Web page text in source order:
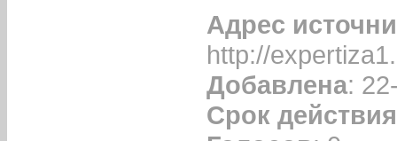
Адрес
http://
Добавлена:
Срок действия